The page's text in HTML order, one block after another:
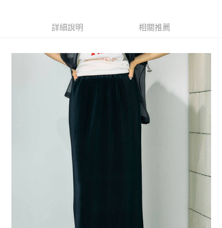
3.實際核准額度、可分期數及費用金額請依後續交易確認頁面所載為準。
4.訂單成立30分鐘內，如未前往確認交易或遇審核未通過，訂單將自動取
【繳款方式說明】
1.分期款項不併入電信帳單，「大哥付你分期」於每月結算日後寄送繳費提
2.透過簡訊連結打開帳單後，可選擇「超商條碼／台灣大直營門市／銀行轉
帳／街口支付／iPASS MONEY」等通路繳費。
1.本服務係由「台灣大哥大股份有限公司」（以下簡稱本公司）所提供，讓
用戶於交易時，得透過本服務購買商品或服務，並由商店將買賣／分期付款
買賣價金債權讓與本公司後，依約使用本公司帳單繳交帳款。
2.基於同意付款使用「大哥付你分期」之契約關係目的，商店將以您的個人
資料（包含姓名、電話或地址）提供予台灣大哥大進項蒐集、處理及利用，
由本公司與您本人進行分期帳單所需資料之確認、核對及更正。
3.完整用戶服務條款，請詳閱以下連結：
https://oppay.tw/userRule
３．安心：先確認商品／服務後，再付款。
【「AFTEE先享後付」結帳流程】
１．於結帳方式選擇「AFTEE先享後付」後，將跳轉至「AFTEE先享後付」
結帳頁面，進行簡訊認證並確認金額後，即可完成結帳。
２．訂單成立數日內，您將收到繳費通知簡訊。
３．收到繳費通知簡訊後14天內，點擊此簡訊中的連結，可透過四大超商／
ATM／網路銀行／等多元方式進行付款，方視為交易完成。
※ 請注意：結帳手續完成當下不需立刻繳費，但若您需要取消訂單，請聯絡
購買商品的店家。未經商家同意取消之訂單仍視為有效，需透過AFTEE先享
※ 交易是否成功請以「AFTEE先享後付 」之結帳頁面顯示為準，若有關於
是否繳費成功／繳費後需取消欲退款等相關疑問，請聯繫「AFTEE先享後付
https://netprotections.freshdesk.com/support/home
１．透過由恩沛科技股份有限公司提供之「AFTEE先享後付」服務完成之交
權轉讓予恩沛科技股份有限公司。
２．關於個人資料處理事宜，請瀏覽以下網址：
https://aftee.tw/terms/#terms3
每筆NT$80，滿NT$1,500(含以上)免運費
每筆NT$80，滿NT$1,500(含以上)免運費
每筆NT$80，滿NT$1,500(含以上)免運費
每筆NT$80，滿NT$1,500(含以上)免運費
每筆NT$80，滿NT$1,500(含以上)免運費
詳細說明 相關推薦